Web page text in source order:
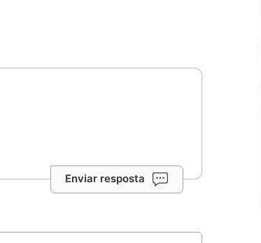
Enviar resposta